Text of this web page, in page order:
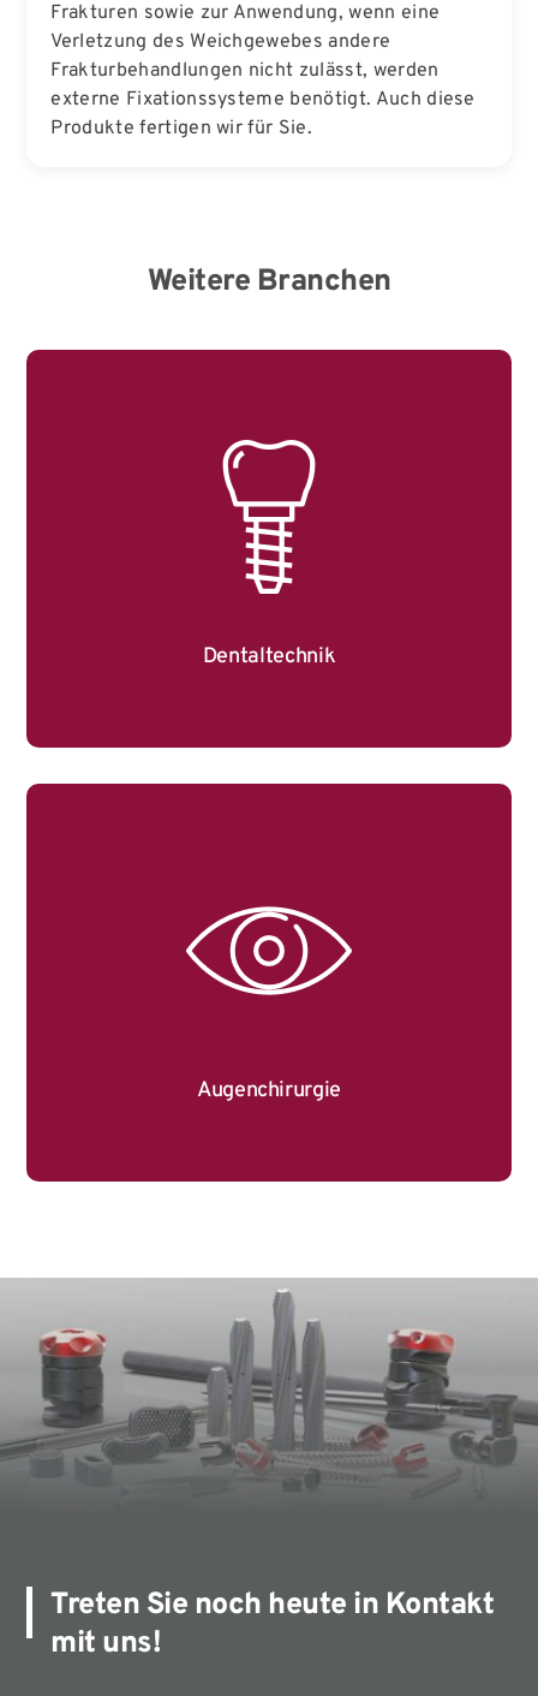
Frakturen sowie zur Anwendung, wenn eine
Verletzung des Weichgewebes andere
Frakturbehandlungen nicht zulässt, werden
externe Fixationssysteme benötigt. Auch diese
Produkte fertigen wir für Sie.
Weitere Branchen
Dentaltechnik
Augenchirurgie
Treten Sie noch heute in Kontakt
mit uns!